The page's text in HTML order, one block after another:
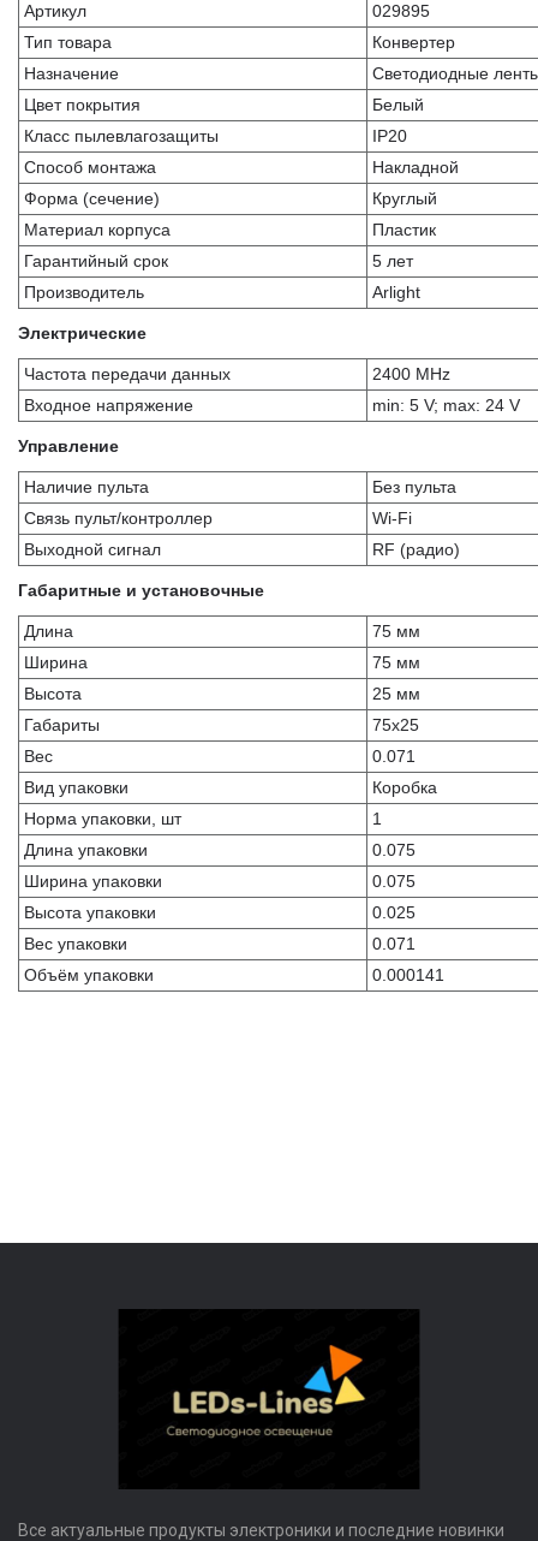
Артикул
029895
Тип товара
Конвертер
Назначение
Светодиодные
Цвет покрытия
Белый
Класс пылевлагозащиты
IP20
Способ монтажа
Накладной
Форма (сечение)
Круглый
Материал корпуса
Пластик
Гарантийный срок
5 лет
Производитель
Arlight
Электрические
Частота передачи данных
2400 MHz
Входное напряжение
min: 5 V; max: 24 V
Управление
Наличие пульта
Без пульта
Связь пульт/контроллер
Wi-Fi
Выходной сигнал
RF (радио)
Габаритные и установочные
Длина
75 мм
Ширина
75 мм
Высота
25 мм
Габариты
75х25
Вес
0.071
Вид упаковки
Коробка
Норма упаковки, шт
1
Длина упаковки
0.075
Ширина упаковки
0.075
Высота упаковки
0.025
Вес упаковки
0.071
Объём упаковки
0.000141
Все актуальные продукты электроники и последние новинки